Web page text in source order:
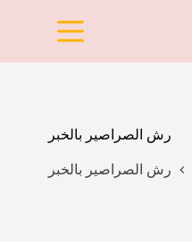
رش الصراصير بالخبر
رش الصراصير بالخبر